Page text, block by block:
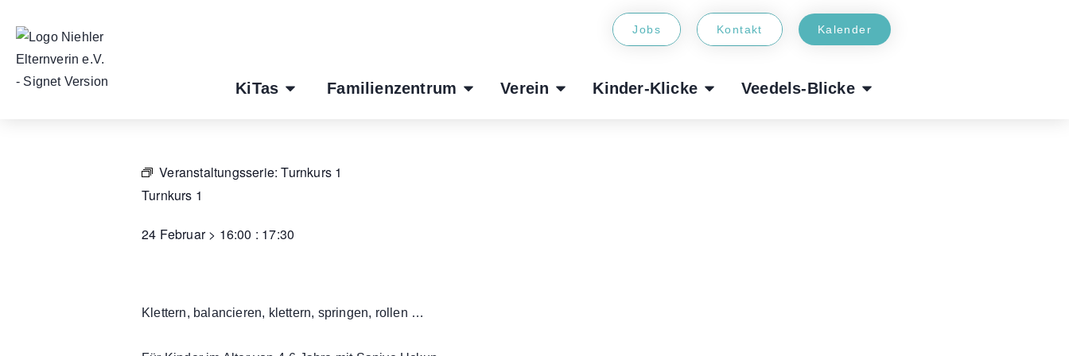
Jobs Kontakt Kalender
KiTas Familienzentrum Verein Kinder-Klicke Veedels-Blicke
Veranstaltungsserie:Turnkurs 1
Turnkurs 1
24 Februar > 16:00 : 17:30
Klettern, balancieren, klettern, springen, rollen …